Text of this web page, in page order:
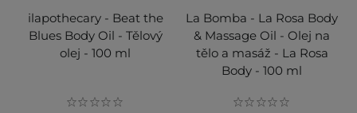
ilapothecary - Beat the
Blues Body Oil - Tělový
olej - 100 ml
La Bomba - La Rosa Body
& Massage Oil - Olej na
tělo a masáž - La Rosa
Body - 100 ml